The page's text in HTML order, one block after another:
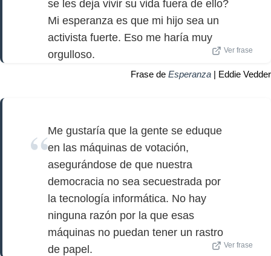
se les deja vivir su vida fuera de ello?
Mi esperanza es que mi hijo sea un
activista fuerte. Eso me haría muy
orgulloso.
Ver frase
Frase de Esperanza | Eddie Vedder
Me gustaría que la gente se eduque
en las máquinas de votación,
asegurándose de que nuestra
democracia no sea secuestrada por
la tecnología informática. No hay
ninguna razón por la que esas
máquinas no puedan tener un rastro
de papel.
Ver frase